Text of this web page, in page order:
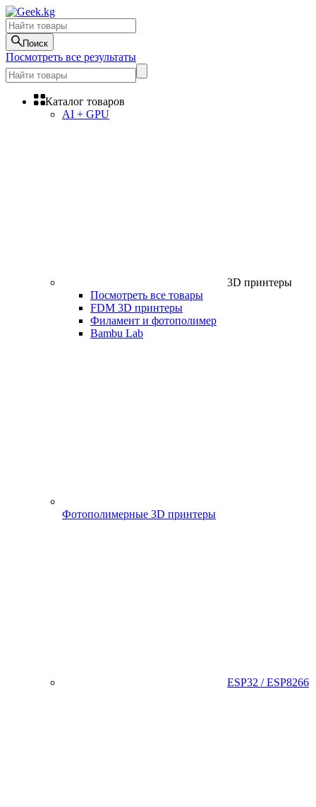
Поиск
Посмотреть все результаты
Каталог товаров
AI + GPU
3D принтеры
Посмотреть все товары
FDM 3D принтеры
Филамент и фотополимер
Bambu Lab
Фотополимерные 3D принтеры
ESP32 / ESP8266